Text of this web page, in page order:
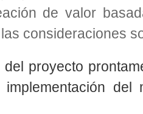
de valor
consideraciones
proyecto
del